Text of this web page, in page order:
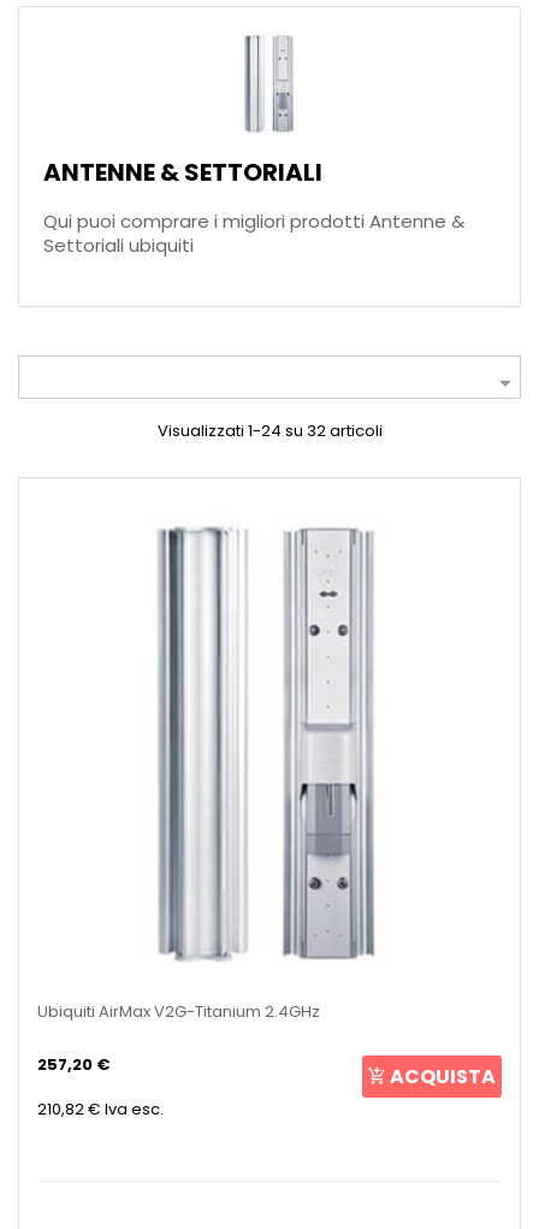
ANTENNE & SETTORIALI
Qui puoi comprare i migliori prodotti Antenne &
Settoriali ubiquiti

Visualizzati 1-24 su 32 articoli
Ubiquiti AirMax V2G-Titanium 2.4GHz
257,20 €
210,82 € Iva esc.
ACQUISTA